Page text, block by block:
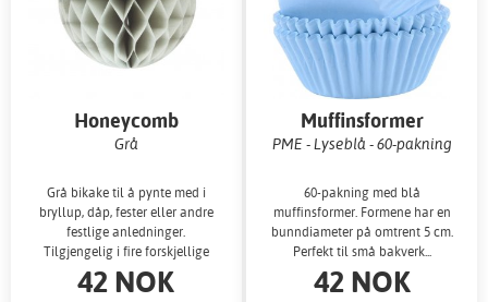
Honeycomb
Grå
Grå bikake til å pynte med i
bryllup, dåp, fester eller andre
festlige anledninger.
Tilgjengelig i fire forskjellige
størrelser
42 NOK
Muffinsformer
PME - Lyseblå - 60-pakning
60-pakning med blå
muffinsformer. Formene har en
bunndiameter på omtrent 5 cm.
Perfekt til små bakverk...
42 NOK